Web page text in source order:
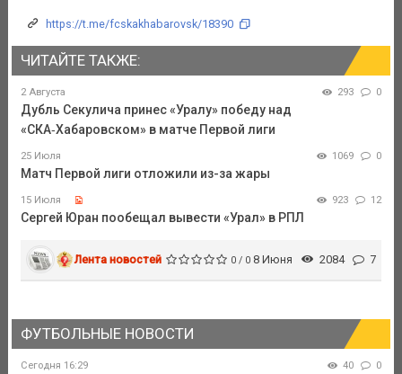
https://t.me/fcskakhabarovsk/18390
ЧИТАЙТЕ ТАКЖЕ:
2 Августа 293 0
Дубль Секулича принес «Уралу» победу над
«СКА‑Хабаровском» в матче Первой лиги
25 Июля 1069 0
Матч Первой лиги отложили из-за жары
15 Июля 923 12
Сергей Юран пообещал вывести «Урал» в РПЛ
Лента новостей 0 / 0 8 Июня 2084 7
ФУТБОЛЬНЫЕ НОВОСТИ
Сегодня 16:29 40 0